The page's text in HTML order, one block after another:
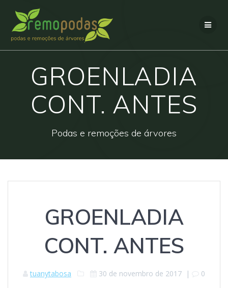
GROENLADIA
CONT. ANTES
Podas e remoções de árvores
GROENLADIA
CONT. ANTES
tuanytabosa 30 de novembro de 2017 | 0